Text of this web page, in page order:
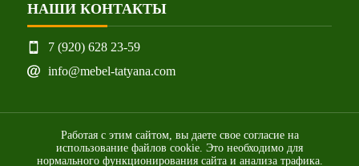
НАШИ КОНТАКТЫ
7 (920) 628 23-59
info@mebel-tatyana.com
Работая с этим сайтом, вы даете свое согласие на
использование файлов cookie. Это необходимо для
нормального функционирования сайта и анализа трафика.